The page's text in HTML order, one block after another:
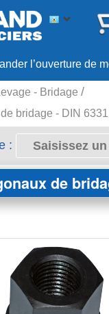
l’ouverture de
- Bridage
bridage - DIN
:
de